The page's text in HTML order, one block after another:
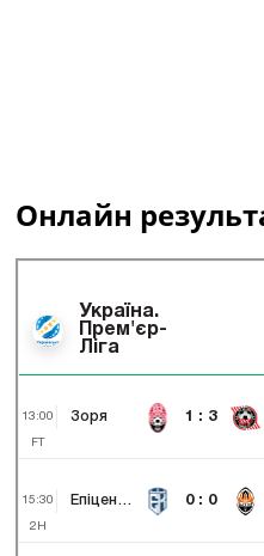
Онлайн